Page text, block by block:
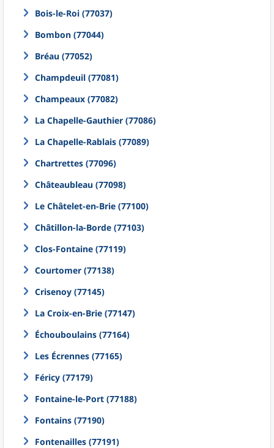
Bois-le-Roi (77037)
Bombon (77044)
Bréau (77052)
Champdeuil (77081)
Champeaux (77082)
La Chapelle-Gauthier (77086)
La Chapelle-Rablais (77089)
Chartrettes (77096)
Châteaubleau (77098)
Le Châtelet-en-Brie (77100)
Châtillon-la-Borde (77103)
Clos-Fontaine (77119)
Courtomer (77138)
Crisenoy (77145)
La Croix-en-Brie (77147)
Échouboulains (77164)
Les Écrennes (77165)
Féricy (77179)
Fontaine-le-Port (77188)
Fontains (77190)
Fontenailles (77191)